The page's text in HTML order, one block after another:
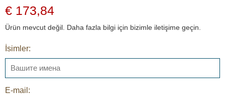
€ 173,84
Ürün mevcut değil. Daha fazla bilgi için bizimle iletişime geçin.
İsimler:
E-mail: